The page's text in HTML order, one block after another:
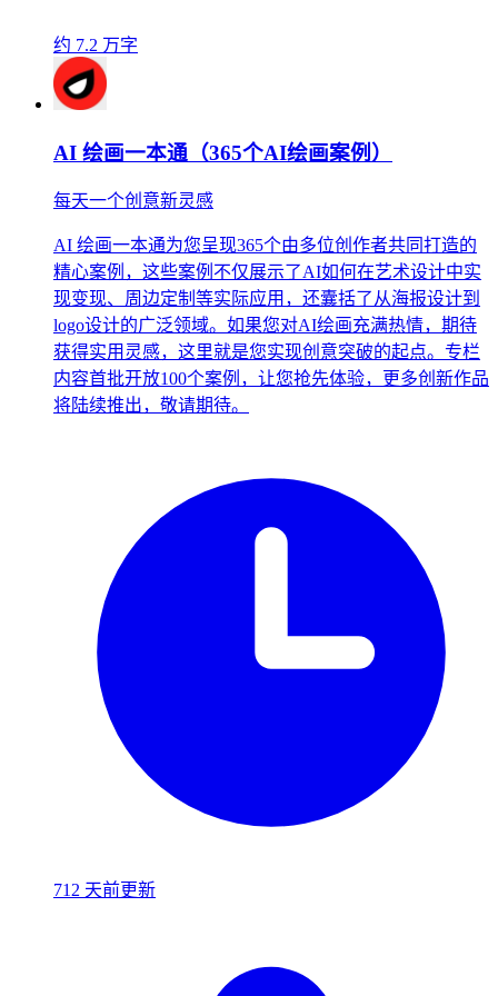
约 7.2 万字
AI 绘画一本通（365个AI绘画案例）
每天一个创意新灵感
AI 绘画一本通为您呈现365个由多位创作者共同打造的
精心案例，这些案例不仅展示了AI如何在艺术设计中实
现变现、周边定制等实际应用，还囊括了从海报设计到
logo设计的广泛领域。如果您对AI绘画充满热情，期待
获得实用灵感，这里就是您实现创意突破的起点。专栏
内容首批开放100个案例，让您抢先体验，更多创新作品
将陆续推出，敬请期待。
712 天前更新